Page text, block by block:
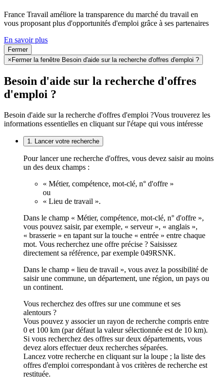
France Travail améliore la transparence du marché du travail en
vous proposant plus d'opportunités d'emploi grâce à ses partenaires
En savoir plus
Fermer
× Fermer la fenêtre Besoin d'aide sur la recherche d'offres d'emploi ?
Besoin d'aide sur la recherche d'offres
d'emploi ?
Besoin d'aide sur la recherche d'offres d'emploi ?Vous trouverez les
informations essentielles en cliquant sur l'étape qui vous intéresse
1. Lancer votre recherche
Pour lancer une recherche d'offres, vous devez saisir au moins
un des deux champs :
« Métier, compétence, mot-clé, n° d'offre »
ou
« Lieu de travail ».
Dans le champ « Métier, compétence, mot-clé, n° d'offre »,
vous pouvez saisir, par exemple, « serveur », « anglais »,
« brasserie » en tapant sur la touche « entrée » entre chaque
mot. Vous recherchez une offre précise ? Saisissez
directement sa référence, par exemple 049RSNK.
Dans le champ « lieu de travail », vous avez la possibilité de
saisir une commune, un département, une région, un pays ou
un continent.
Vous recherchez des offres sur une commune et ses
alentours ?
Vous pouvez y associer un rayon de recherche compris entre
0 et 100 km (par défaut la valeur sélectionnée est de 10 km).
Si vous recherchez des offres sur deux départements, vous
devez alors effectuer deux recherches séparées.
Lancez votre recherche en cliquant sur la loupe ; la liste des
offres d'emploi correspondant à vos critères de recherche est
restituée.